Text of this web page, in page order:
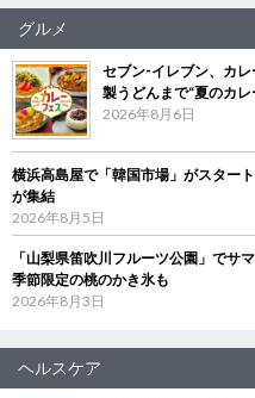
グルメ
セブン‐イレブン、カ
製うどんまで“夏のカ
2026年8月6日
横浜高島屋で「韓国市場」がスター
が集結
2026年8月5日
「山梨県笛吹川フルーツ公園」でサ
季節限定の桃のかき氷も
2026年8月3日
ヘルスケア